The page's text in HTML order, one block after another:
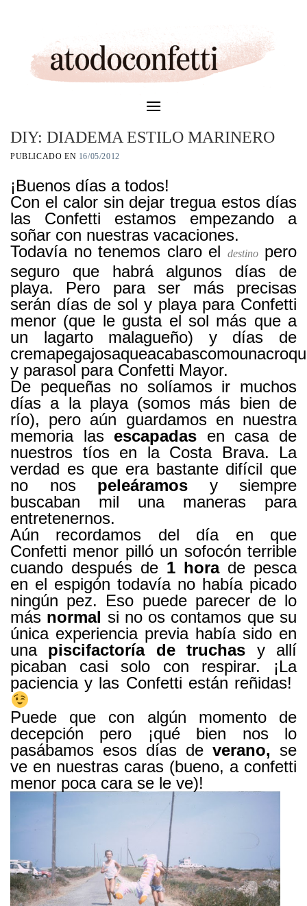
DIY: DIADEMA ESTILO MARINERO
PUBLICADO EN 16/05/2012
¡Buenos días a todos!
Con el calor sin dejar tregua estos días
las Confetti estamos empezando a
soñar con nuestras vacaciones.
Todavía no tenemos claro el
destinopero
seguro que habrá algunos días de
playa. Pero para ser más precisas
serán días de sol y playa para Confetti
menor (que le gusta el sol más que a
un lagarto malagueño) y días de
y parasol para Confetti Mayor.
De pequeñas no solíamos ir muchos
días a la playa (somos más bien de
río), pero aún guardamos en nuestra
memoria las escapadas en casa de
nuestros tíos en la Costa Brava. La
verdad es que era bastante difícil que
no nos peleáramos y siempre
buscaban mil una maneras para
entretenernos.
Aún recordamos del día en que
Confetti menor pilló un sofocón terrible
cuando después de 1 horade pesca
en el espigón todavía no había picado
ningún pez. Eso puede parecer de lo
más normal si no os contamos que su
única experiencia previa había sido en
una piscifactoría de truchas y allí
picaban casi solo con respirar. ¡La
paciencia y las Confetti están reñidas!
Puede que con algún momento de
decepción pero ¡qué bien nos lo
pasábamos esos días de verano, se
ve en nuestras caras (bueno, a confetti
menor poca cara se le ve)!